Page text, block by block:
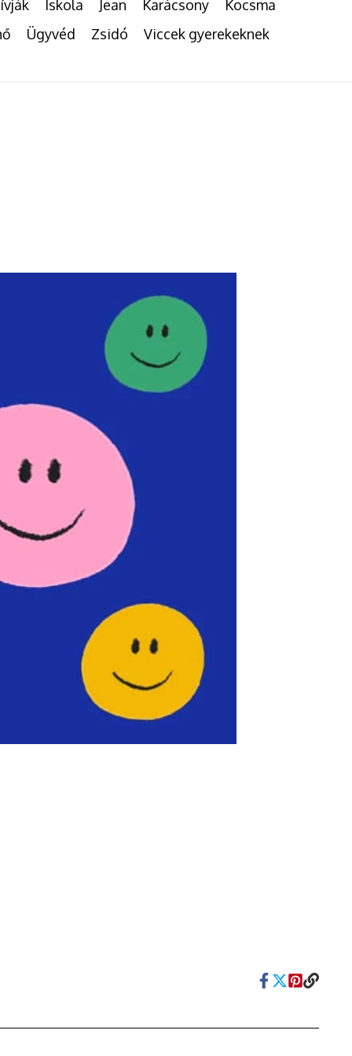
Iskola Jean Karácsony
Kocsma
Ügyvéd Zsidó Viccek gyerekeknek